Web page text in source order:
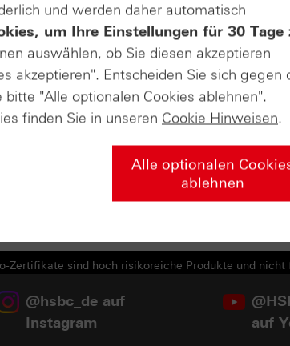
sind hoch risikoreiche Produkte und
@hsbc_de auf
Instagram
auf
und werden daher automatisch
um Ihre Einstellungen für 30 Tage
auswählen, ob Sie diesen akzeptieren
akzeptieren". Entscheiden Sie sich gegen
"Alle optionalen Cookies ablehnen".
finden Sie in unseren Cookie Hinweisen.
Alle optionalen
ablehnen